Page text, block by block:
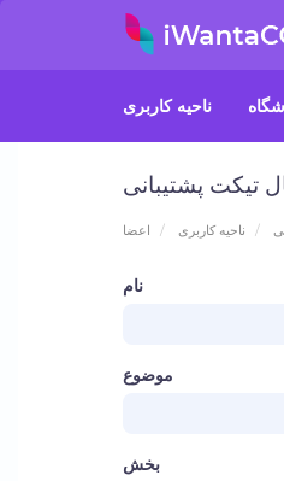
ناحیه کاربری
تیکت پشتیبانی
اعضا ناحیه کاربری
نام
موضوع
بخش